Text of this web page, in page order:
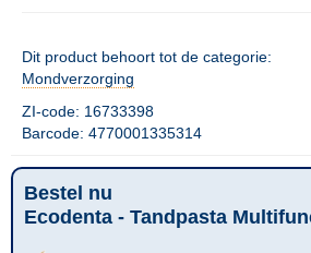
Dit product behoort tot de categorie:
Mondverzorging
ZI-code: 16733398
Barcode: 4770001335314
Bestel nu
Ecodenta - Tandpasta